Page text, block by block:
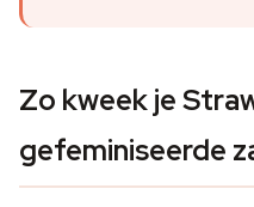
Zo kweek je
gefeminiseerde